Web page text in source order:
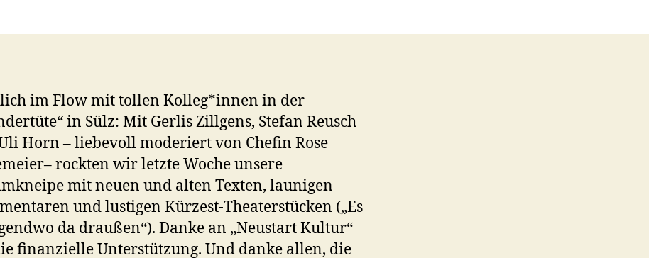
im Flow mit tollen Kolleg*innen in der
in Sülz: Mit Gerlis Zillgens, Stefan Reusch
Horn – liebevoll moderiert von Chefin Rose
rockten wir letzte Woche unsere
mit neuen und alten Texten, launigen
und lustigen Kürzest-Theaterstücken („Es
da draußen“). Danke an „Neustart Kultur“
finanzielle Unterstützung. Und danke allen, die